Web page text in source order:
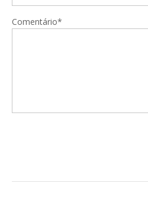
Comentário*